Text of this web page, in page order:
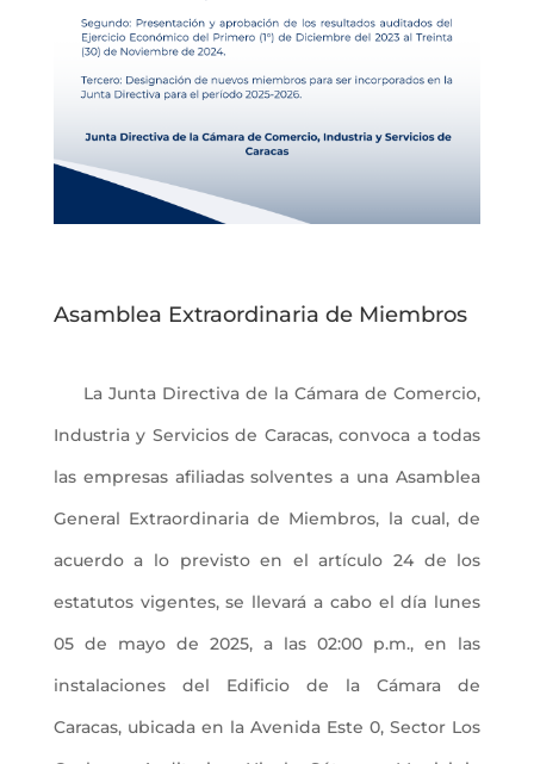
Asamblea Extraordinaria de Miembros
La Junta Directiva de la Cámara de Comercio,
Industria y Servicios de Caracas, convoca a todas
las empresas afiliadas solventes a una Asamblea
General Extraordinaria de Miembros, la cual, de
acuerdo a lo previsto en el artículo 24 de los
estatutos vigentes, se llevará a cabo el día lunes
05 de mayo de 2025, a las 02:00 p.m., en las
instalaciones del Edificio de la Cámara de
Caracas, ubicada en la Avenida Este 0, Sector Los